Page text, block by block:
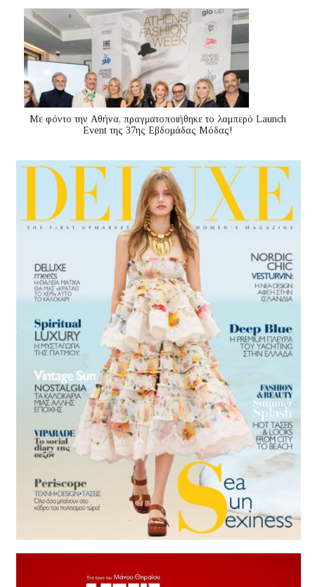
Με φόντο την Αθήνα, πραγματοποιήθηκε το λαμπερό Launch
Event της 37ης Εβδομάδας Μόδας!